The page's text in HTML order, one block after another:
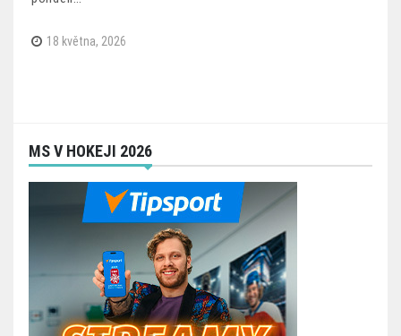
18 května, 2026
MS V HOKEJI 2026